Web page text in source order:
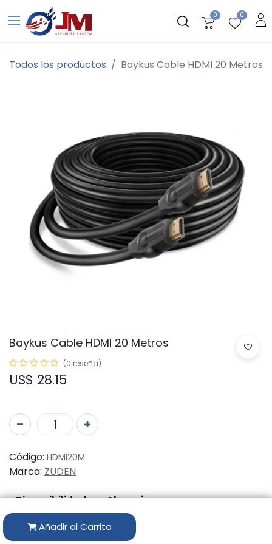
0 0
Todos los productos Baykus Cable HDMI 20 Metros
Baykus Cable HDMI 20 Metros
(0 reseña)
US$ 28.15
Añadir al Carrito
Código: HDMI20M
Marca: ZUDEN
Disponibilidad por Almacén
ALMACÉN